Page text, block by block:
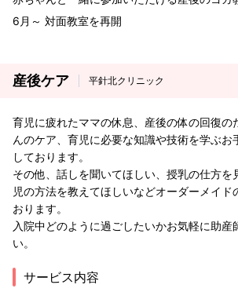
6月～ 対面教室を再開
産後ケア 平針北クリニック
育児に疲れたママの休息、産後の体の回復の
んのケア、育児に必要な知識や技術を学ぶお
しております。
その他、話しを聞いてほしい、授乳の仕方を
児の方法を教えてほしいなどオーダーメイド
おります。
入院中どのように過ごしたいかお気軽に助産
い。
サービス内容